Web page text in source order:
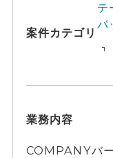
案件カテゴリ
テ
パ
業務内容
COMPANYバ